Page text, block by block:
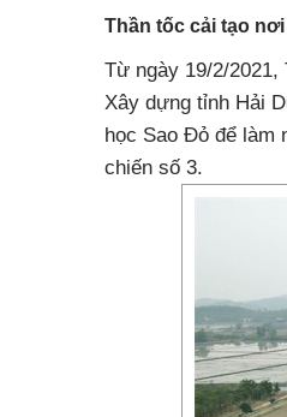
Thần tốc cải tạo
Từ ngày 19/2/
Xây dựng tỉnh Hải
học Sao Đỏ để làm
chiến số 3.